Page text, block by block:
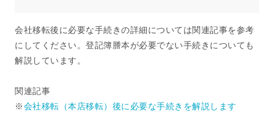
会社移転後に必要な手続きの詳細については関連記事を参考
にしてください。登記簿謄本が必要でない手続きについても
解説しています。
関連記事
※会社移転（本店移転）後に必要な手続きを解説します